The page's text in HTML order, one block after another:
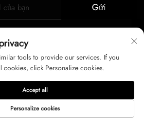
Gửi
zhongshan LC lighting Co.,LTD. Mọi
quyền được bảo lưu
bảo mật Điều Khoản Dịch Vụ
tools to provide our services. If you
cookies, click Personalize cookies.
Personalize cookies
Accept all